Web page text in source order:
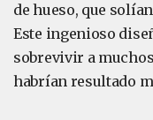
de hueso, que
Este ingenioso
sobrevivir a
habrían resultado